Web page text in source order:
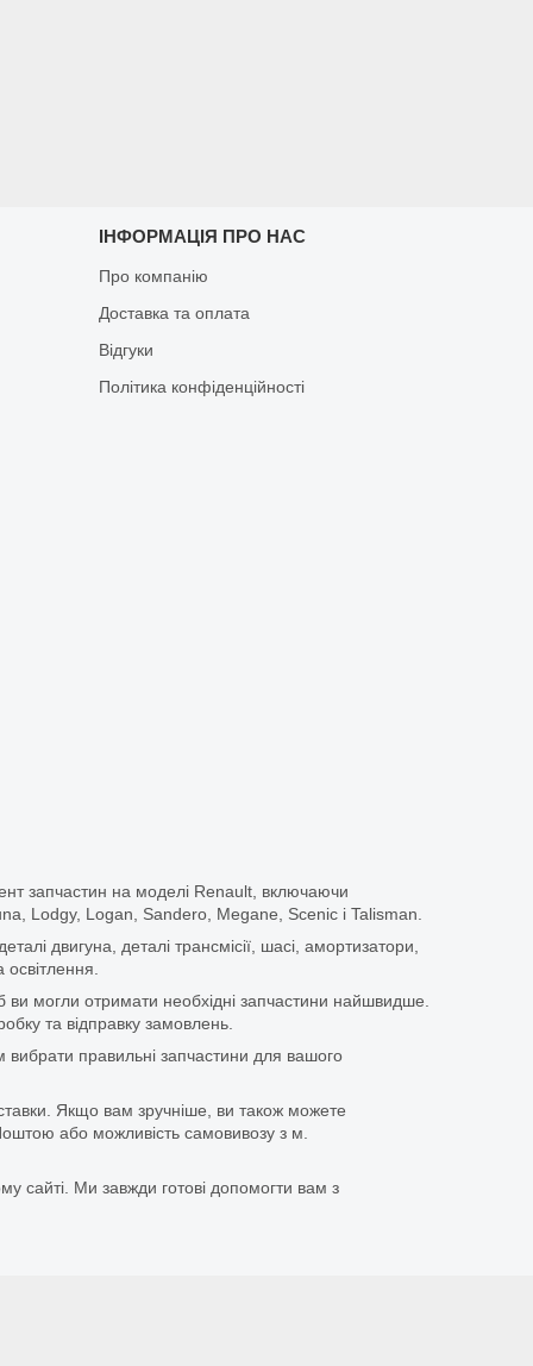
ІНФОРМАЦІЯ ПРО НАС
Про компанію
Доставка та оплата
Відгуки
Політика конфіденційності
запчастин на моделі Renault, включаючи
Lodgy, Logan, Sandero, Megane, Scenic і Talisman.
двигуна, деталі трансмісії, шасі, амортизатори,
ви могли отримати необхідні запчастини найшвидше.
та відправку замовлень.
правильні запчастини для вашого
Якщо вам зручніше, ви також можете
або можливість самовивозу з м.
сайті. Ми завжди готові допомогти вам з